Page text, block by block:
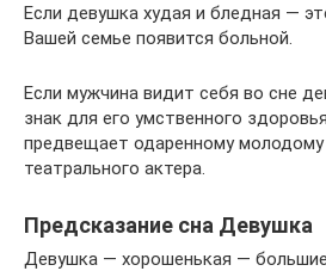
Если девушка худая и бледная —
Вашей семье появится больной.
Если мужчина видит себя во сне
знак для его умственного
предвещает одаренному молодому
театрального актера.
Предсказание сна Девушка
Девушка — хорошенькая —